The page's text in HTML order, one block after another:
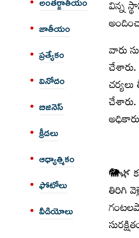
అంత‌ర్జాతీయం
జాతీయం
ప్రత్యేకం
వినోదం
బిజినెస్
క్రీడలు
ఆధ్యాత్మికం
ఫోటోలు
వీడియోలు
విన్న
వారు
🐘🌿
తిరిగి